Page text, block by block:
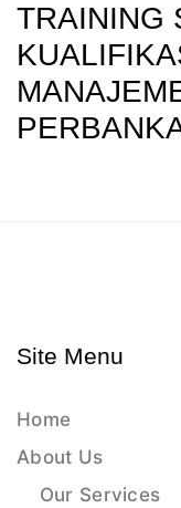
TRAINING
Site Menu
Home
About Us
Our Services